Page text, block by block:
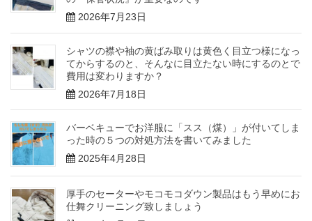
2026年7月23日
シャツの襟や袖の黄ばみ取りは黄色く目立つ様になっ
てからするのと、そんなに目立たない時にするのとで
費用は変わりますか？
2026年7月18日
バーベキューでお洋服に「スス（煤）」が付いてしま
った時の５つの対処方法を書いてみました
2025年4月28日
厚手のセーターやモコモコダウン製品はもう早めにお
仕舞クリーニング致しましょう